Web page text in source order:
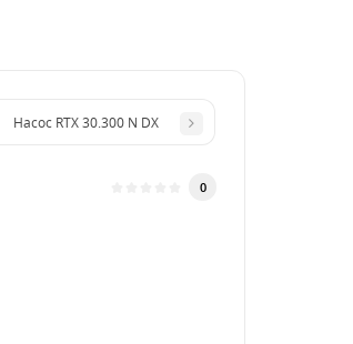
Насос RTX 30.300 N DX
0